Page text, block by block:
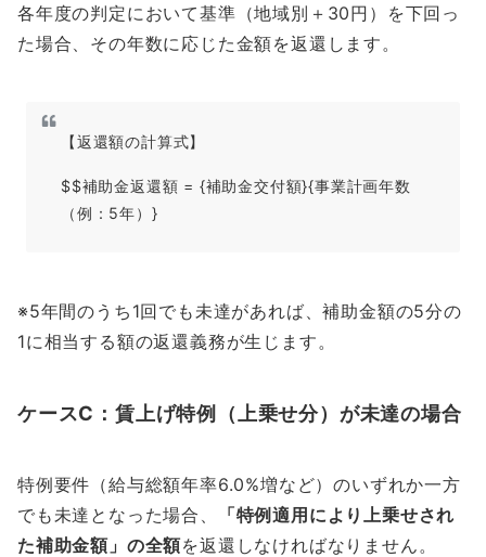
各年度の判定において基準（地域別＋30円）を下回っ
た場合、その年数に応じた金額を返還します。
【返還額の計算式】
$$補助金返還額 = {補助金交付額}{事業計画年数
（例：5年）}
※5年間のうち1回でも未達があれば、補助金額の5分の
1に相当する額の返還義務が生じます。
ケースC：賃上げ特例（上乗せ分）が未達の場合
特例要件（給与総額年率6.0%増など）のいずれか一方
でも未達となった場合、
「特例適用により上乗せされ
た補助金額」の全額を返還しなければなりません。